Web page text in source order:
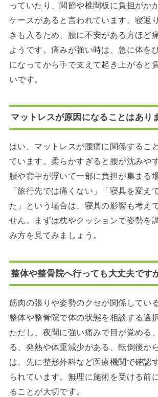
っていたり、関節や椎間板に負担がか
ケースがあると言われています。寝返
きも入るため、腰に不安がある方ほど
ようです。痛みが強い時は、急に体を
になってから手で支えて起き上がると
いです。
マットレスが原因になることはあり
はい、マットレスが腰痛に関係するこ
ています。柔らかすぎると腰が沈みや
腰や背中が浮いて一部に負担が集まる
「旅行先では痛くない」「寝具を変え
た」という場合は、寝具の影響も考え
せん。まずは枕やクッションで姿勢を
み方を見てみましょう。
整体や整骨院へ行っても大丈夫です
筋肉の張りや姿勢のクセが関係してい
整体や整骨院で体の状態を相談する選
ただし、夜間に強い痛みで目が覚める
る、発熱や体重減少がある、転倒後か
は、先に整形外科など医療機関で確認
られています。無理に施術を受ける前
ることが大切です。